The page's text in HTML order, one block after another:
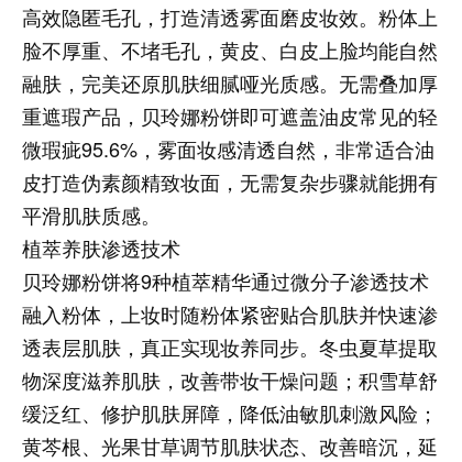
高效隐匿毛孔，打造清透雾面磨皮妆效。粉体上
脸不厚重、不堵毛孔，黄皮、白皮上脸均能自然
融肤，完美还原肌肤细腻哑光质感。无需叠加厚
重遮瑕产品，贝玲娜粉饼即可遮盖油皮常见的轻
微瑕疵95.6%，雾面妆感清透自然，非常适合油
皮打造伪素颜精致妆面，无需复杂步骤就能拥有
平滑肌肤质感。
植萃养肤渗透技术
贝玲娜粉饼将9种植萃精华通过微分子渗透技术
融入粉体，上妆时随粉体紧密贴合肌肤并快速渗
透表层肌肤，真正实现妆养同步。冬虫夏草提取
物深度滋养肌肤，改善带妆干燥问题；积雪草舒
缓泛红、修护肌肤屏障，降低油敏肌刺激风险；
黄芩根、光果甘草调节肌肤状态、改善暗沉，延